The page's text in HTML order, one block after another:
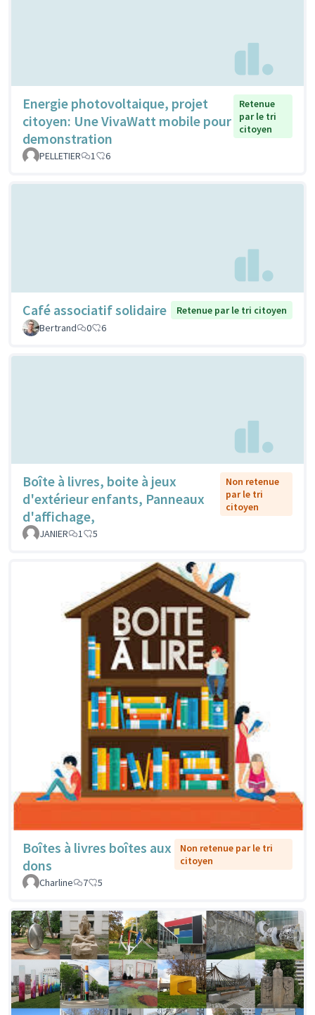
Energie photovoltaique, projet
citoyen: Une VivaWatt mobile pour
demonstration
Retenue
par le tri
citoyen
PELLETIER 1 6
Café associatif solidaire
Retenue par le tri citoyen
Bertrand
0 6
Boîte à livres, boite à jeux
d'extérieur enfants, Panneaux
d'affichage,
Non retenue
par le tri
citoyen
JANIER 1 5
Boîtes à livres boîtes aux
dons
Non retenue par le tri
citoyen
Charline
7 5